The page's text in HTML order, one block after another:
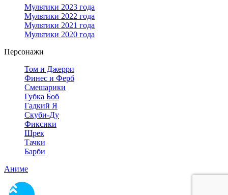
Мультики 2023 года
Мультики 2022 года
Мультики 2021 года
Мультики 2020 года
Персонажи
Том и Джерри
Финес и Ферб
Смешарики
Губка Боб
Гадкий Я
Скуби-Ду
Фиксики
Шрек
Тачки
Барби
Аниме